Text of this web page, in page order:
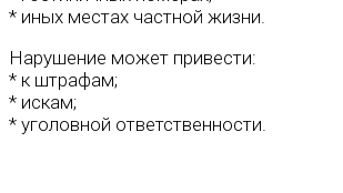
* иных местах частной жизни.
Нарушение может привести:
* к штрафам;
* искам;
* уголовной ответственности.